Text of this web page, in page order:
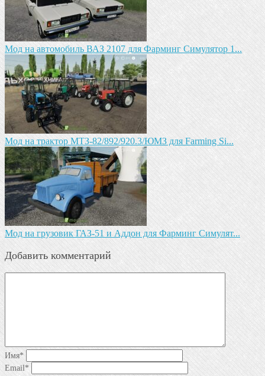
Мод на автомобиль ВАЗ 2107 для Фарминг Симулятор 1...
Мод на трактор МТЗ-82/892/920.3/ЮМЗ для Farming Si...
Мод на грузовик ГАЗ-51 и Аддон для Фарминг Симулят...
Добавить комментарий
Имя*
Email*